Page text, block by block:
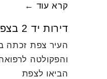
קרא עוד ←
דירות יד 2 בצפת
העיר צפת זכתה
והפקולטה
הביאו לצפת